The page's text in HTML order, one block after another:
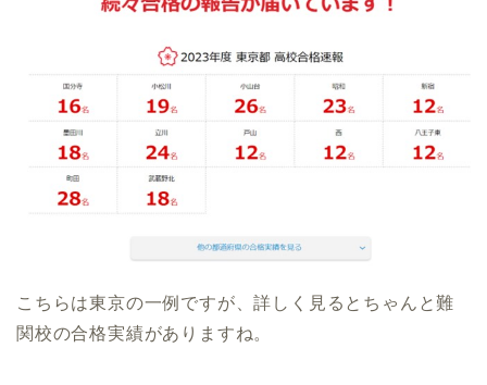
こちらは東京の一例ですが、詳しく見るとちゃんと難
関校の合格実績がありますね。